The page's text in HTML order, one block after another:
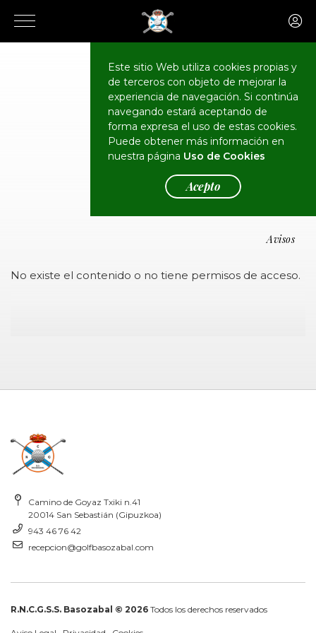
Este sitio Web utiliza cookies propias y
de terceros con objeto de mejorar la
experiencia de navegación. Si continúa
navegando estará aceptando de
forma expresa el uso de estas cookies.
Puede obtener más información en
nuestra página Uso de Cookies
Acepto
Avisos
Avisos
No existe el contenido o no tiene permisos de acceso.
Camino de Goyaz Txiki n.41
20014 San Sebastián (Gipuzkoa)
943 46 76 42
recepcion@golfbasozabal.com
R.N.C.G.S.S. Basozabal © 2026 Todos los derechos reservados